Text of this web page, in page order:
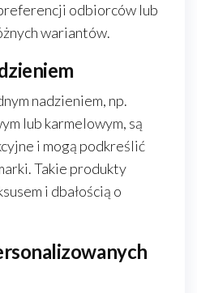
odbiorców lub
wariantów.
nadzieniem, np.
lub karmelowym, są
i mogą podkreślić
Takie produkty
i dbałością o